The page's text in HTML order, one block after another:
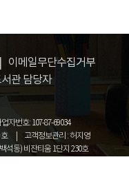
주요한 변수로 판별
건축물에서는 모듈
부재가 가장 주요한
율성을 입증하 였
며, 고층 건축물의
이 산출되었다.
이메일무단수집거부
관 담당자
자번호: 107-87-69034
고객정보관리 : 허지영
석동) 비잔티움 1단지 230호